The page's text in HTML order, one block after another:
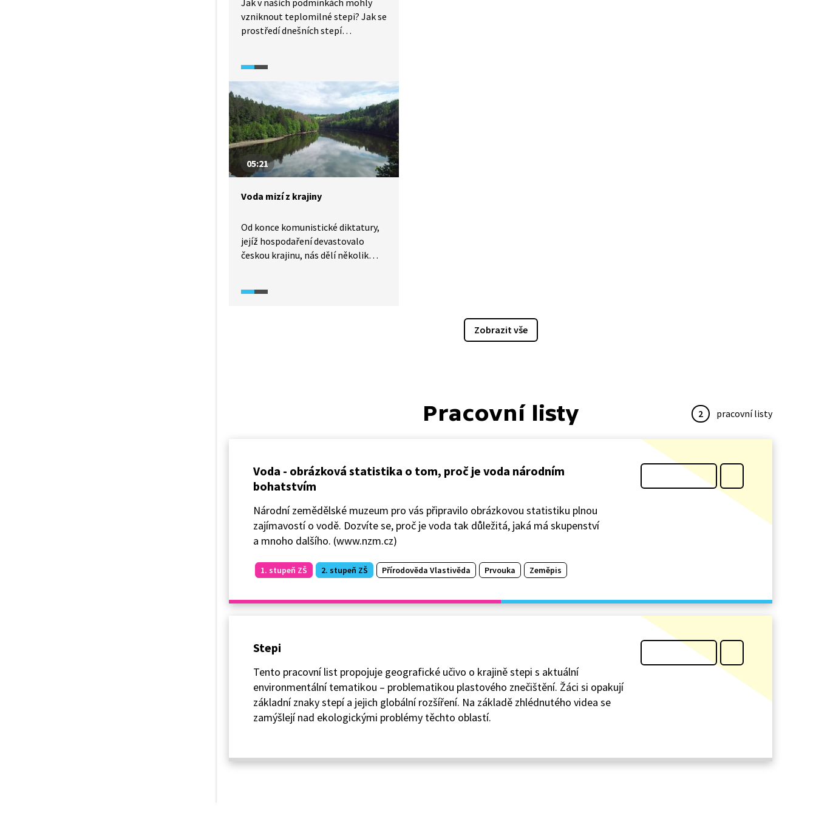
Jak v našich podmínkách mohly
vzniknout teplomilné stepi? Jak se
prostředí dnešních stepí
skladba je pro ně typická? To vše se
dozvíme na příkladu nejznámějších
českých stepních oblastí, jakými
jsou Pálava, Křivoklátské pleše,
Moravské Toskánsko a další.
05:21
Voda mizí z krajiny
Od konce komunistické diktatury,
jejíž hospodaření devastovalo
českou krajinu, nás dělí několik
prostředí. Na druhou stranu díky
Zobrazit vše
Pracovní listy 2 pracovní listy
Voda - obrázková statistika o tom, proč je voda národním
bohatstvím
Národní zemědělské muzeum pro vás připravilo obrázkovou statistiku plnou
zajímavostí o vodě. Dozvíte se, proč je voda tak důležitá, jaká má skupenství
a mnoho dalšího. (www.nzm.cz)
1. stupeň ZŠ 2. stupeň ZŠ Přírodověda Vlastivěda Prvouka Zeměpis
Stepi
Tento pracovní list propojuje geografické učivo o krajině stepi s aktuální
environmentální tematikou – problematikou plastového znečištění. Žáci si opakují
základní znaky stepí a jejich globální rozšíření. Na základě zhlédnutého videa se
zamýšlejí nad ekologickými problémy těchto oblastí.